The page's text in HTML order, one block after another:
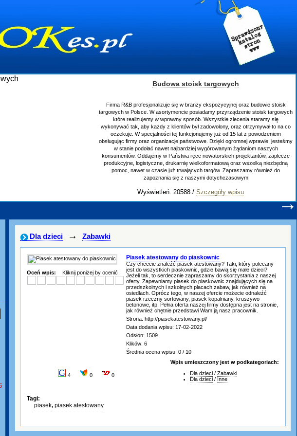
Budowa stoisk targowych
Firma R&B profesjonalizuje się w branży ekspozycyjnej oraz budowie stoisk
targowych w Polsce. W asortymencie posiadamy przyrządzenie stoisk targowych
które realizujemy w wprawny sposób. Wszystkie zlecenia staramy się
wykonywać tak, aby każdy z klientów był zadowolony, oraz otrzymywał to na co
oczekuje. W specjalności tej funkcjonujemy już od 15 lat z powodzeniem
obsługując firmy oraz organizacje państwowe. Dzięki ogromnej wprawie, jesteśmy
w stanie podołać nawet najbardziej wygórowanym żądaniom naszych
konsumentów. Oddajemy w Państwa ręce nowatorskich projektantów, zaplecze
produkcyjne, logistyczne, drukarnię wielkoformatową oraz wszelką niezbędną
pomoc, nawet w czasie już trwających targów. Zapraszamy również do
zapoznania się z naszymi dotychczasowym
Wyświetleń: 20588 / Szczegóły wpisu
→
Dla dzieci → Zabawki
Oceń wpis: Kliknij poniżej by ocenić
Piasek atestowany do piaskownic
Czy chcecie znaleźć piasek atestowany? Taki, który polecany
jest do wszystkich piaskownic, gdzie bawią się małe dzieci?
Jeżeli tak, to serdecznie zapraszamy do skorzystania z naszej
oferty. Zapewniamy piasek do piaskownic znajdujących się na
przedszkolnych i szkolnych placach zabaw, jak również na
osiedlach. Oprócz tego, w naszej ofercie możecie odnaleźć
piasek rzeczny sortowany, piasek kopalniany, kruszywo
betonowe, itp. Pełna oferta naszej firmy dostępna jest na stronie,
jak również chętnie przedstawi Wam ją nasz pracownik.
Strona: http://piasekatestowany.pl/
Data dodania wpisu: 17-02-2022
Odsłon: 1509
Klików: 6
Średnia ocena wpisu: 0 / 10
4 0 0
Wpis umieszczony jest w podkategoriach:
Dla dzieci / Zabawki
Dla dzieci / Inne
Tagi:
piasek, piasek atestowany